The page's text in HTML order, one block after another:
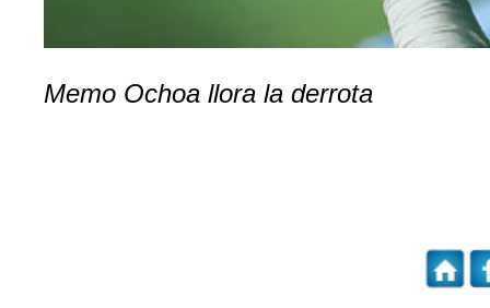
Memo Ochoa llora la derrota